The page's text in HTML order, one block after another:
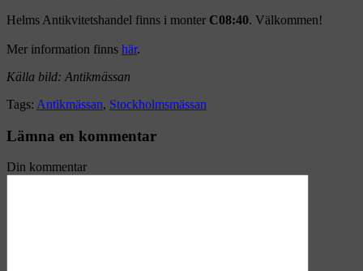
Helms Antikvitetshandel finns i monter C08:40. Välkommen!
Mer information finns här.
Källa bild: Antikmässan
Tags: Antikmässan, Stockholmsmässan
Lämna en kommentar
Din kommentar